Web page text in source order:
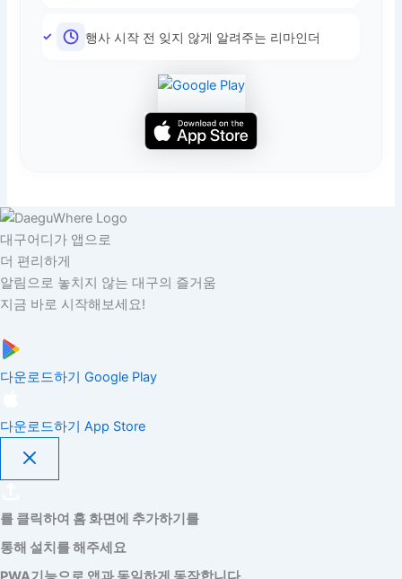
행사 시작 전 잊지 않게 알려주는 리마인더
대구어디가 앱으로
더 편리하게
알림으로 놓치지 않는 대구의 즐거움
지금 바로 시작해보세요!
다운로드하기 Google Play
다운로드하기 App Store
를 클릭하여 홈 화면에 추가하기를
통해 설치를 해주세요